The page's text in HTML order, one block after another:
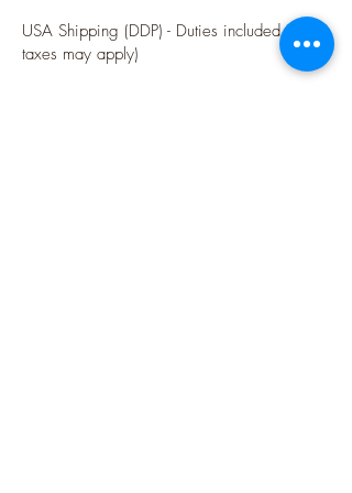
USA Shipping (DDP) - Duties included (Local
taxes may apply)